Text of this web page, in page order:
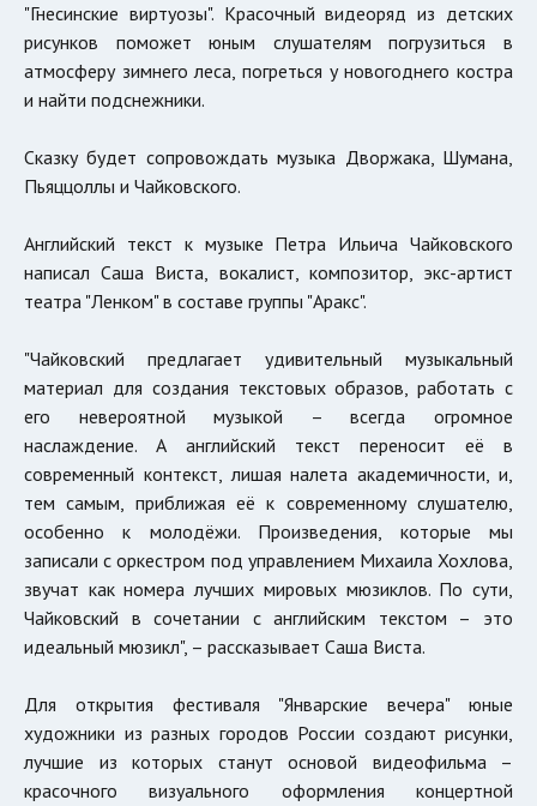
"Гнесинские виртуозы". Красочный видеоряд из детских
рисунков поможет юным слушателям погрузиться в
атмосферу зимнего леса, погреться у новогоднего костра
и найти подснежники.
Сказку будет сопровождать музыка Дворжака, Шумана,
Пьяццоллы и Чайковского.
Английский текст к музыке Петра Ильича Чайковского
написал Саша Виста, вокалист, композитор, экс-артист
театра "Ленком" в составе группы "Аракс".
"Чайковский предлагает удивительный музыкальный
материал для создания текстовых образов, работать с
его невероятной музыкой – всегда огромное
наслаждение. А английский текст переносит её в
современный контекст, лишая налета академичности, и,
тем самым, приближая её к современному слушателю,
особенно к молодёжи. Произведения, которые мы
записали с оркестром под управлением Михаила Хохлова,
звучат как номера лучших мировых мюзиклов. По сути,
Чайковский в сочетании с английским текстом – это
идеальный мюзикл", – рассказывает Саша Виста.
Для открытия фестиваля "Январские вечера" юные
художники из разных городов России создают рисунки,
лучшие из которых станут основой видеофильма –
красочного визуального оформления концертной